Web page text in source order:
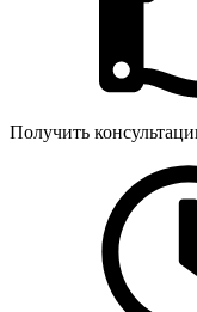
Получить